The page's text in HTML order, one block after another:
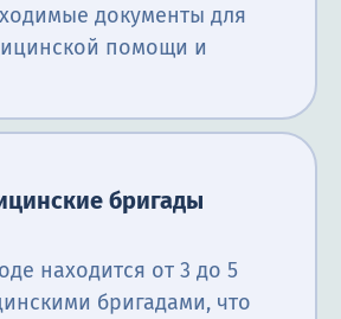
документы для
помощи и
бригады
находится от 3 до 5
бригадами, что